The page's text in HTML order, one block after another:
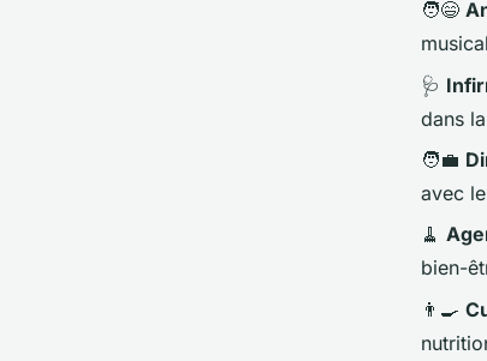
🧑‍😄
🩺
dans
🧑‍💼
avec
🧹
bien-
👨‍🍳